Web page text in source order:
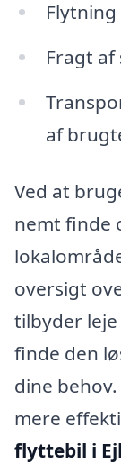
Fragt
af
Ved at
nemt finde
oversigt
tilbyder
finde den
dine
mere
flyttebil i